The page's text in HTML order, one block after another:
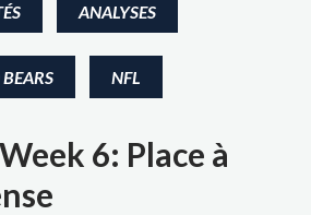
ANALYSES
NFL
6: Place à